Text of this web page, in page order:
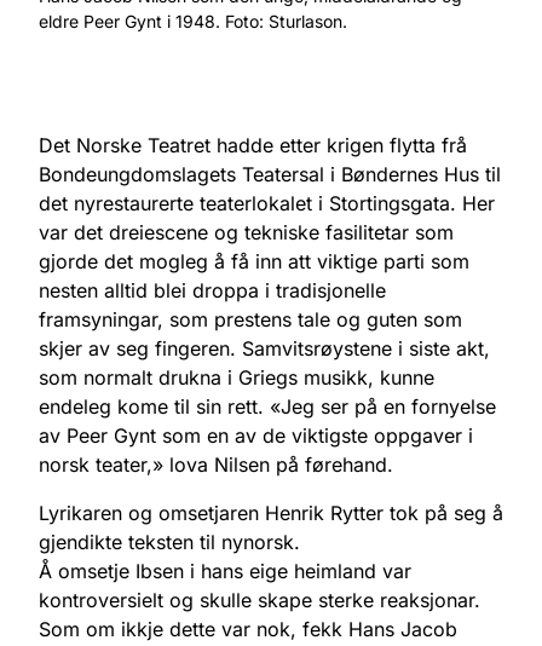
eldre Peer Gynt i 1948. Foto: Sturlason.
Det Norske Teatret hadde etter krigen flytta frå
Bondeungdomslagets Teatersal i Bøndernes Hus til
det nyrestaurerte teaterlokalet i Stortingsgata. Her
var det dreiescene og tekniske fasilitetar som
gjorde det mogleg å få inn att viktige parti som
nesten alltid blei droppa i tradisjonelle
framsyningar, som prestens tale og guten som
skjer av seg fingeren. Samvitsrøystene i siste akt,
som normalt drukna i Griegs musikk, kunne
endeleg kome til sin rett. «Jeg ser på en fornyelse
av Peer Gynt som en av de viktigste oppgaver i
norsk teater,» lova Nilsen på førehand.
Lyrikaren og omsetjaren Henrik Rytter tok på seg å
gjendikte teksten til nynorsk.
Å omsetje Ibsen i hans eige heimland var
kontroversielt og skulle skape sterke reaksjonar.
Som om ikkje dette var nok, fekk Hans Jacob